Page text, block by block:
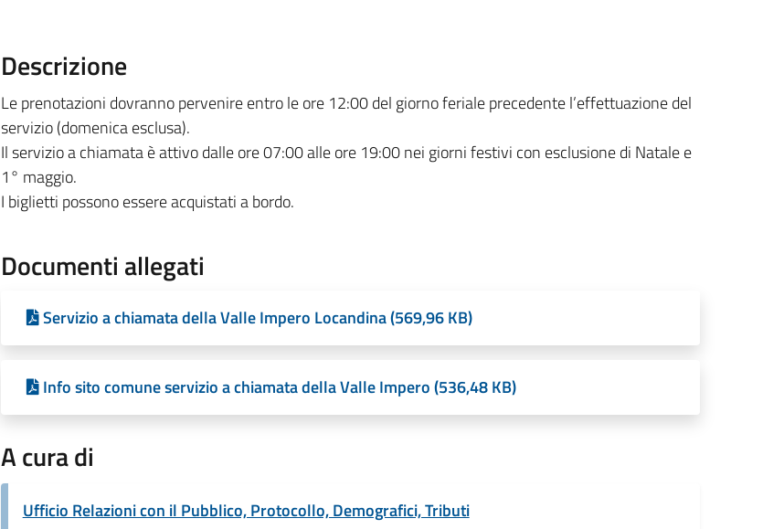
Descrizione
Le prenotazioni dovranno pervenire entro le ore 12:00 del giorno feriale precedente l’effettuazione del
servizio (domenica esclusa).
Il servizio a chiamata è attivo dalle ore 07:00 alle ore 19:00 nei giorni festivi con esclusione di Natale e
1° maggio.
I biglietti possono essere acquistati a bordo.
Documenti allegati
Servizio a chiamata della Valle Impero Locandina (569,96 KB)
Info sito comune servizio a chiamata della Valle Impero (536,48 KB)
A cura di
Ufficio Relazioni con il Pubblico, Protocollo, Demografici, Tributi